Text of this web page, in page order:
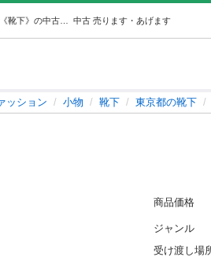
中古 売ります・あげます
ッション 小物 靴下 東京都の靴下
商品価格
ジャンル
受け渡し場